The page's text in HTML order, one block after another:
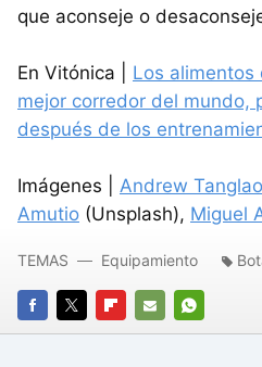
que aconseje o
En Vitónica | Los alimentos
mejor corredor del mundo,
después de los
Imágenes | Andrew Tanglao
Amutio (Unsplash), Miguel
FACEBOOK
TWITTERFLIPBOARD
E-
WHATSAPP
TEMAS Equipamiento